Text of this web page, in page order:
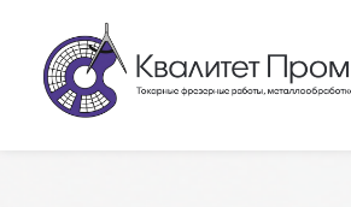
содержимому